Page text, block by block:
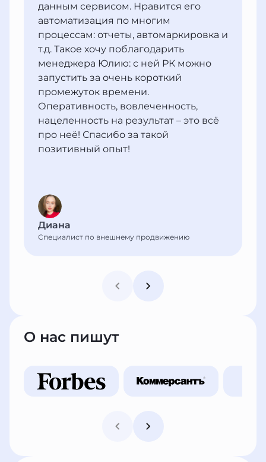
данным сервисом. Нравится его
автоматизация по многим
процессам: отчеты, автомаркировка и
т.д. Такое хочу поблагодарить
менеджера Юлию: с ней РК можно
запустить за очень короткий
промежуток времени.
Оперативность, вовлеченность,
нацеленность на результат – это всё
про неё! Спасибо за такой
позитивный опыт!
Диана
Специалист по внешнему продвижению
О нас пишут